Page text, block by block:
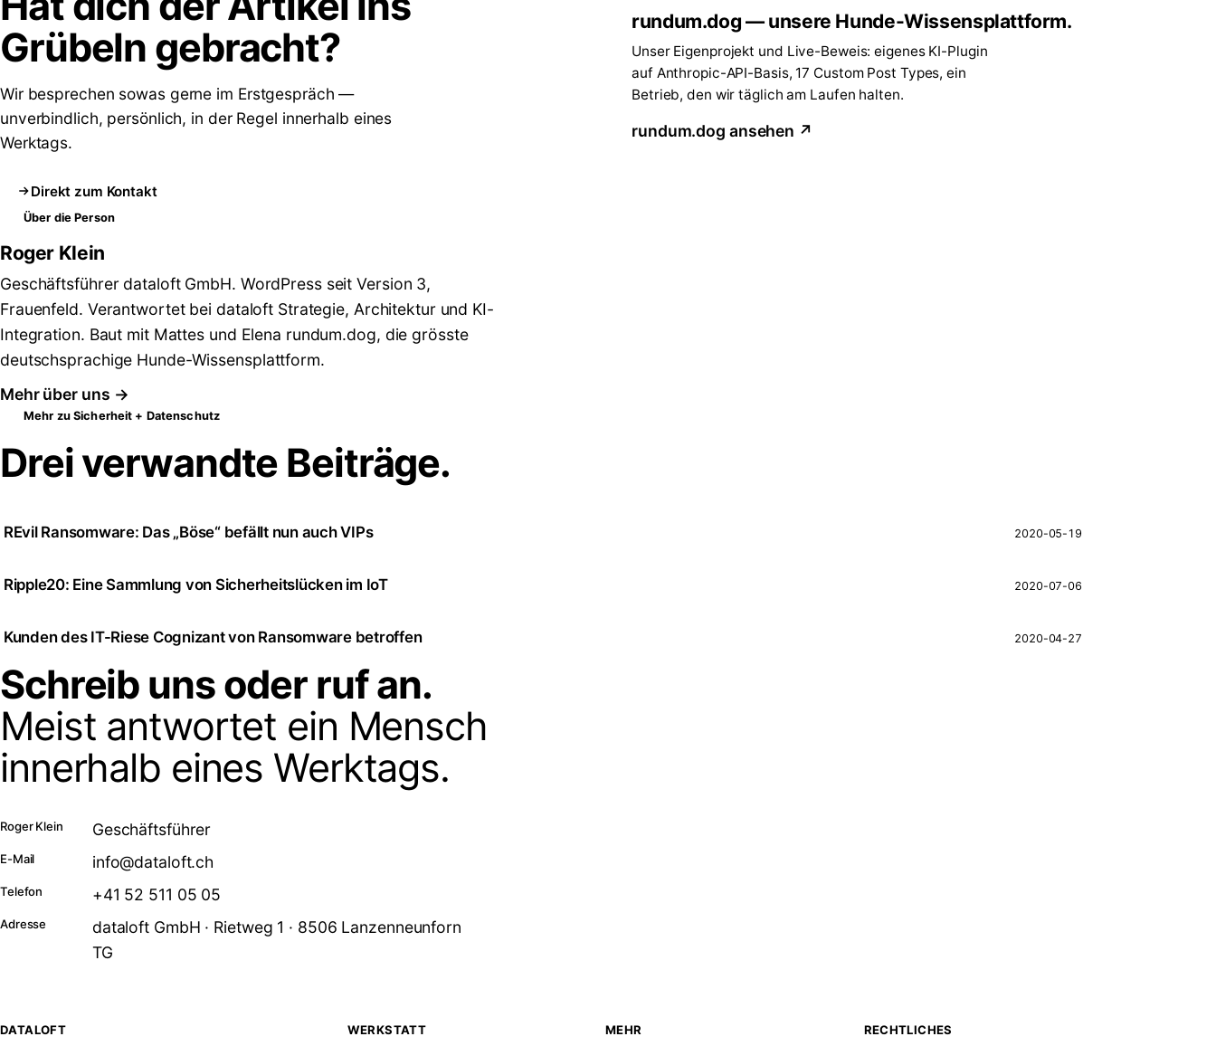
Grübeln gebracht?
Wir besprechen sowas gerne im Erstgespräch —
unverbindlich, persönlich, in der Regel innerhalb eines
Werktags.
Direkt zum Kontakt
rundum.dog — unsere Hunde-Wissensplattform.
Unser Eigenprojekt und Live-Beweis: eigenes KI-Plugin
auf Anthropic-API-Basis, 17 Custom Post Types, ein
Betrieb, den wir täglich am Laufen halten.
rundum.dog ansehen ↗
Über die Person
Roger Klein
Geschäftsführer dataloft GmbH. WordPress seit Version 3,
Frauenfeld. Verantwortet bei dataloft Strategie, Architektur und KI-
Integration. Baut mit Mattes und Elena rundum.dog, die grösste
deutschsprachige Hunde-Wissensplattform.
Mehr über uns →
Mehr zu Sicherheit + Datenschutz
Drei verwandte Beiträge.
REvil Ransomware: Das „Böse“ befällt nun auch VIPs 2020-05-19
Ripple20: Eine Sammlung von Sicherheitslücken im IoT 2020-07-06
Kunden des IT-Riese Cognizant von Ransomware betroffen 2020-04-27
Schreib uns oder ruf an.
Meist antwortet ein Mensch
innerhalb eines Werktags.
Roger Klein Geschäftsführer
E-Mail info@dataloft.ch
Telefon +41 52 511 05 05
Adresse
dataloft GmbH · Rietweg 1 · 8506 Lanzenneunforn
TG
DATALOFT WERKSTATT MEHR RECHTLICHES